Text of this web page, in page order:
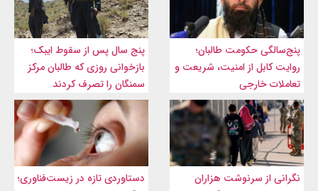
پنج‌سالگی حکومت طالبان؛
روایت کابل از امنیت، شریعت و
تعاملات خارجی
پنج سال پس از سقوط ایبک؛
بازخوانی روزی که طالبان مرکز
سمنگان را تصرف کردند
نگرانی از سرنوشت هزاران
دستاوردی تازه در زیست‌فناوری؛